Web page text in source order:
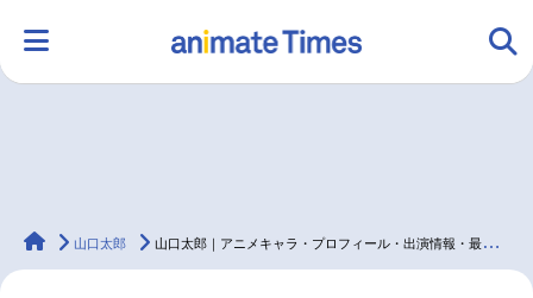
ラジオ みんなの声 グッズ 映画
animateTimes
山口太郎 山口太郎｜アニメキャラ・プロフィール・出演情報・最新情報まとめ